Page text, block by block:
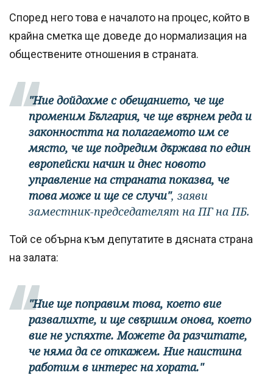
Според него това е началото на процес, който в
крайна сметка ще доведе до нормализация на
обществените отношения в страната.
"Ние дойдохме с обещанието, че ще
променим България, че ще върнем реда и
законността на полагаемото им се
място, че ще подредим държава по един
европейски начин и днес новото
управление на страната показва, че
това може и ще се случи", заяви
заместник-председателят на ПГ на ПБ.
Той се обърна към депутатите в дясната страна
на залата:
"Ние ще поправим това, което вие
развалихте, и ще свършим онова, което
вие не успяхте. Можете да разчитате,
че няма да се откажем. Ние наистина
работим в интерес на хората."